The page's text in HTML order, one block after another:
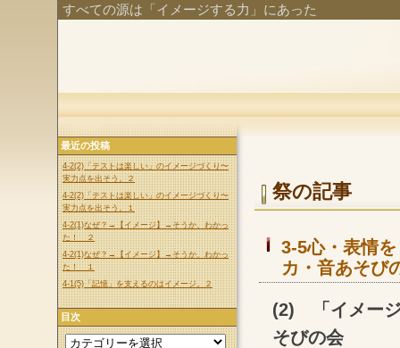
すべての源は「イメージする力」にあった
祭の記事
3-5心・表情
カ・音あそび
(2) 「イメー
そびの会
最近の投稿
4-2(2)「テストは楽しい」のイメージづくり〜
実力点を出そう。２
4-2(2)「テストは楽しい」のイメージづくり〜
実力点を出そう。１
4-2(1)なぜ？→【イメージ】→そうか、わかっ
た！ ２
4-2(1)なぜ？→【イメージ】→そうか、わかっ
た！ １
4-1(5)「記憶」を支えるのはイメージ。２
目次